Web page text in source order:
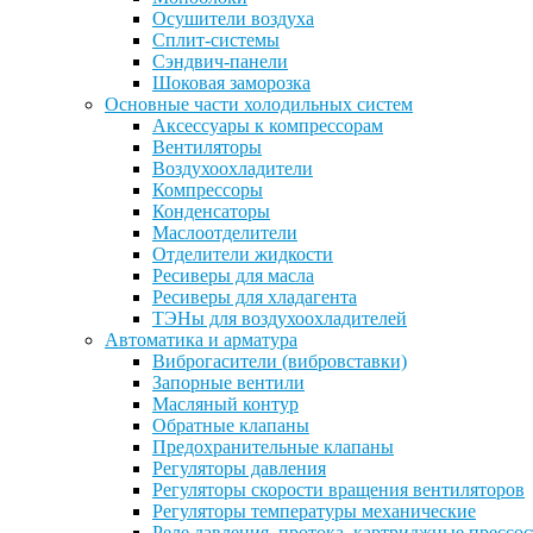
Осушители воздуха
Сплит-системы
Сэндвич-панели
Шоковая заморозка
Основные части холодильных систем
Аксессуары к компрессорам
Вентиляторы
Воздухоохладители
Компрессоры
Конденсаторы
Маслоотделители
Отделители жидкости
Ресиверы для масла
Ресиверы для хладагента
ТЭНы для воздухоохладителей
Автоматика и арматура
Виброгасители (вибровставки)
Запорные вентили
Масляный контур
Обратные клапаны
Предохранительные клапаны
Регуляторы давления
Регуляторы скорости вращения вентиляторов
Регуляторы температуры механические